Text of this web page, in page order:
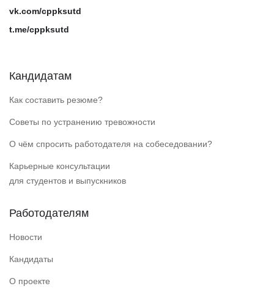
vk.com/cppksutd
t.me/cppksutd
Кандидатам
Как составить резюме?
Советы по устранению тревожности
О чём спросить работодателя на собеседовании?
Карьерные консультации
для студентов и выпускников
Работодателям
Новости
Кандидаты
О проекте